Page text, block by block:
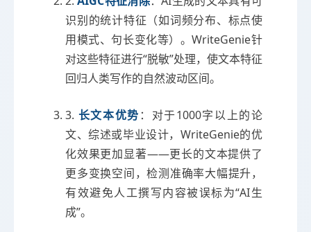
识别的统计特征（如词频分布、标点使
用模式、句长变化等）。WriteGenie针
对这些特征进行“脱敏”处理，使文本特征
回归人类写作的自然波动区间。
3. 长文本优势 ：对于1000字以上的论
文、综述或毕业设计，WriteGenie的优
化效果更加显著——更长的文本提供了
更多变换空间，检测准确率大幅提升，
有效避免人工撰写内容被误标为“AI生
成”。